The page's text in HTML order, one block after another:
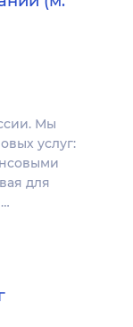
Мы
услуг:
для